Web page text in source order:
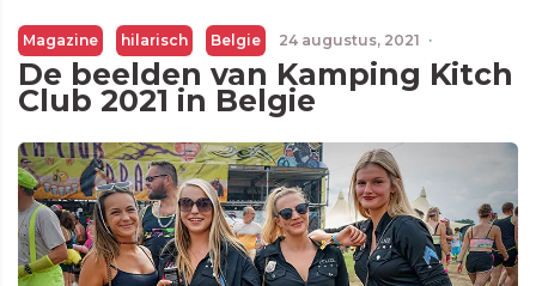
Magazine hilarisch Belgie 24 augustus, 2021 ·
De beelden van Kamping Kitch
Club 2021 in Belgie